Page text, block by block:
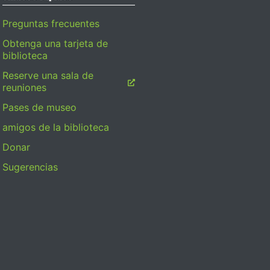
Preguntas frecuentes
Obtenga una tarjeta de
biblioteca
Reserve una sala de
reuniones
Pases de museo
amigos de la biblioteca
Donar
Sugerencias